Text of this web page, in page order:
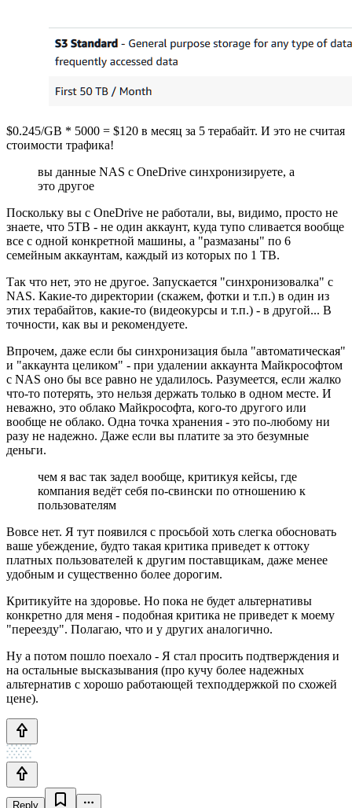
$0.245/GB * 5000 = $120 в месяц за 5 терабайт. И это не считая
стоимости трафика!
вы данные NAS с OneDrive синхронизируете, а
это другое
Поскольку вы с OneDrive не работали, вы, видимо, просто не
знаете, что 5TB - не один аккаунт, куда тупо сливается вообще
все с одной конкретной машины, а "размазаны" по 6
семейным аккаунтам, каждый из которых по 1 TB.
Так что нет, это не другое. Запускается "синхронизовалка" с
NAS. Какие-то директории (скажем, фотки и т.п.) в один из
этих терабайтов, какие-то (видеокурсы и т.п.) - в другой... В
точности, как вы и рекомендуете.
Впрочем, даже если бы синхронизация была "автоматическая"
и "аккаунта целиком" - при удалении аккаунта Майкрософтом
с NAS оно бы все равно не удалилось. Разумеется, если жалко
что-то потерять, это нельзя держать только в одном месте. И
неважно, это облако Майкрософта, кого-то другого или
вообще не облако. Одна точка хранения - это по-любому ни
разу не надежно. Даже если вы платите за это безумные
деньги.
чем я вас так задел вообще, критикуя кейсы, где
компания ведёт себя по-свински по отношению к
пользователям
Вовсе нет. Я тут появился с просьбой хоть слегка обосновать
ваше убеждение, будто такая критика приведет к оттоку
платных пользователей к другим поставщикам, даже менее
удобным и существенно более дорогим.
Критикуйте на здоровье. Но пока не будет альтернативы
конкретно для меня - подобная критика не приведет к моему
"переезду". Полагаю, что и у других аналогично.
Ну а потом пошло поехало - Я стал просить подтверждения и
на остальные высказывания (про кучу более надежных
альтернатив с хорошо работающей техподдержкой по схожей
цене).
Reply